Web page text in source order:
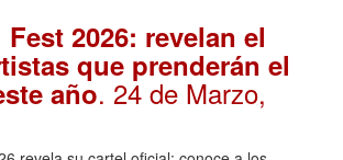
Fest 2026: revelan el
que prenderán el
año. 24 de Marzo,